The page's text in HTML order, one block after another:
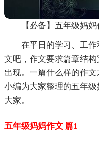
【必备】五年级妈
在平日的学习、工
文吧，作文要求篇章结
出现。一篇什么样的作
小编为大家整理的五年
大家。
五年级妈妈作文 篇1